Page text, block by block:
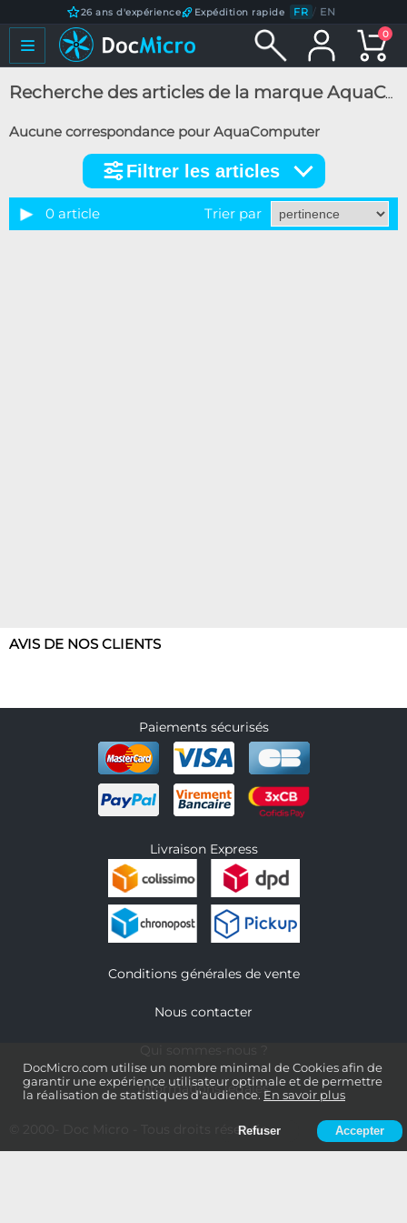
DocMicro.com utilise un nombre minimal de Cookies afin de
garantir une expérience utilisateur optimale et de permettre
la réalisation de statistiques d'audience. En savoir plus
Refuser Accepter
26 ans d'expérience Expédition rapide FR / EN
0
Recherche des articles de la marque AquaComputer
Aucune correspondance pour AquaComputer
articles
Filtrer les articles
0 article Trier par
AVIS DE NOS CLIENTS
Paiements sécurisés
Livraison Express
Conditions générales de vente
Nous contacter
Informations légales
- Tous droits réservés